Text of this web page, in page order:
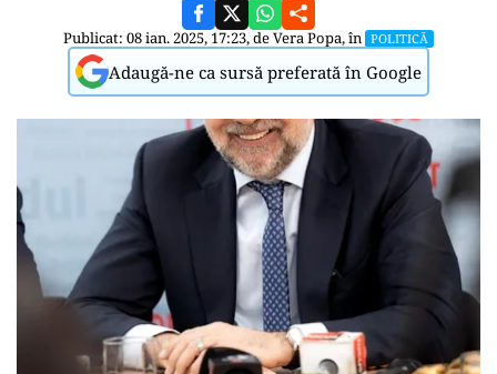
Publicat: 08 ian. 2025, 17:23, deVera Popa, în POLITICĂ
Adaugă-ne ca sursă preferată în Google